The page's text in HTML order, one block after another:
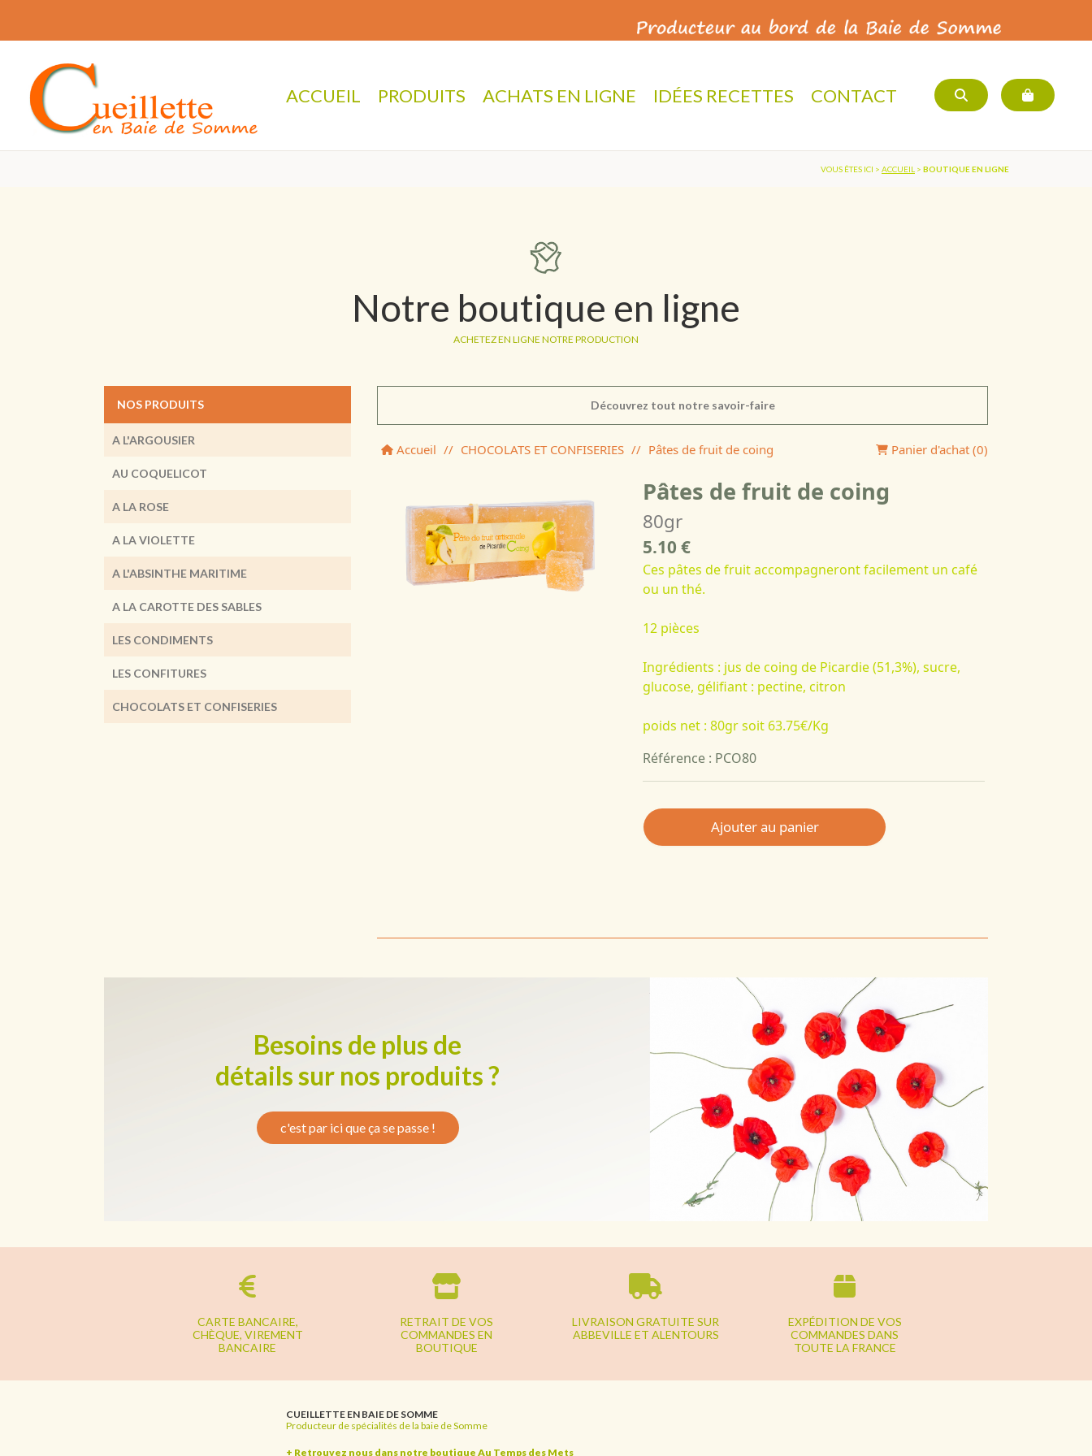
ACCUEIL PRODUITS ACHATS EN LIGNE IDÉES RECETTES CONTACT
VOUS ÊTES ICI > ACCUEIL > BOUTIQUE EN LIGNE
Notre boutique en ligne
ACHETEZ EN LIGNE NOTRE PRODUCTION
NOS PRODUITS
A L'ARGOUSIER
AU COQUELICOT
A LA ROSE
A LA VIOLETTE
A L'ABSINTHE MARITIME
A LA CAROTTE DES SABLES
LES CONDIMENTS
LES CONFITURES
CHOCOLATS ET CONFISERIES
Découvrez tout notre savoir-faire
Accueil // CHOCOLATS ET CONFISERIES // Pâtes de fruit de coing Panier d'achat (0)
Pâtes de fruit de coing
80gr
5.10 €
Ces pâtes de fruit accompagneront facilement un café
ou un thé.
12 pièces
Ingrédients : jus de coing de Picardie (51,3%), sucre,
glucose, gélifiant : pectine, citron
poids net : 80gr soit 63.75€/Kg
Référence : PCO80
Ajouter au panier
Besoins de plus de
détails sur nos produits ?
c'est par ici que ça se passe !
CARTE BANCAIRE,
CHÈQUE, VIREMENT
BANCAIRE
RETRAIT DE VOS
COMMANDES EN
BOUTIQUE
LIVRAISON GRATUITE SUR
ABBEVILLE ET ALENTOURS
EXPÉDITION DE VOS
COMMANDES DANS
TOUTE LA FRANCE
CUEILLETTE EN BAIE DE SOMME
Producteur de spécialités de la baie de Somme
+ Retrouvez nous dans notre boutique Au Temps des Mets